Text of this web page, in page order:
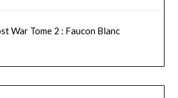
War Tome 2 : Faucon Blanc